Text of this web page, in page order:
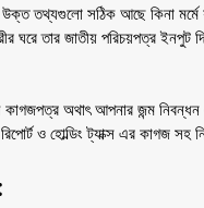
তথ্যগুলো সঠিক আছে কিনা
ঘরে তার জাতীয় পরিচয়পত্র ইনপুট
অথাৎ আপনার জন্ম নিবন্ধন
ও হোল্ডিং ট্যাক্স এর কাগজ সহ